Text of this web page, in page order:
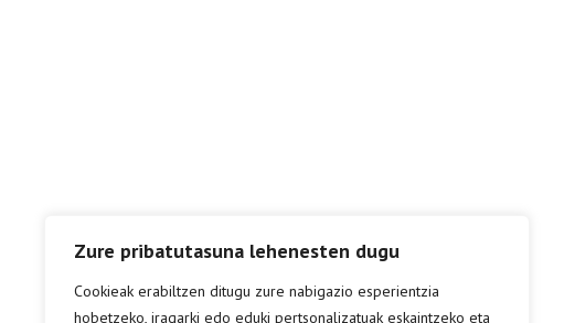
Zure pribatutasuna lehenesten dugu
Cookieak erabiltzen ditugu zure nabigazio esperientzia
hobetzeko, iragarki edo eduki pertsonalizatuak eskaintzeko eta